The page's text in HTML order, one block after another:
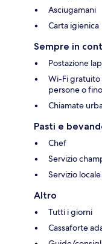
Asciugamani
Carta igienica
Sempre in
Postazione
Wi-Fi
persone o
Chiamate
Pasti e
Chef
Servizio
Servizio
Altro
Tutti i giorni
Cassaforte